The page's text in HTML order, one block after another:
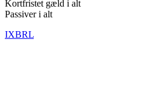
Kortfristet gæld i alt
Passiver i alt
IXBRL